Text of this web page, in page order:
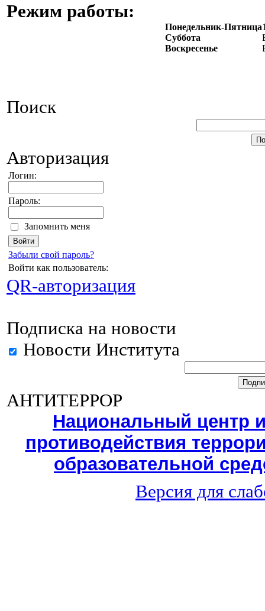
Режим работы:
Понедельник-Пятница
Суббота
Воскресенье
Поиск
Авторизация
Логин:
Пароль:
Запомнить меня
Забыли свой пароль?
Войти как пользователь:
QR-авторизация
Подписка на новости
Новости Института
АНТИТЕРРОР
Национальный центр
противодействия
образовательной
Версия для